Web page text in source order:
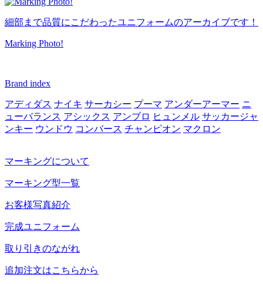
細部まで品質にこだわったユニフォームのアーカイブです！
Marking Photo!
Brand index
アディダス ナイキ サーカシー プーマ アンダーアーマー ニ
ューバランス アシックス アンブロ ヒュンメル サッカージャ
ンキー ウンドウ コンバース チャンピオン マクロン
マーキングについて
マーキング型一覧
お客様写真紹介
完成ユニフォーム
取り引きのながれ
追加注文はこちらから